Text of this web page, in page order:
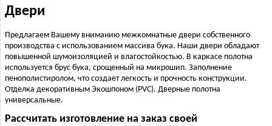
Двери
Предлагаем Вашему вниманию межкомнатные двери собственного
производства с использованием массива бука. Наши двери обладают
повышенной шумоизоляцией и влагостойкостью. В каркасе полотна
используется брус бука, срощенный на микрошип. Заполнение
пенополистиролом, что создает легкость и прочность конструкции.
Отделка декоративным Экошпоном (PVC). Дверные полотна
универсальные.
Рассчитать изготовление на заказ своей